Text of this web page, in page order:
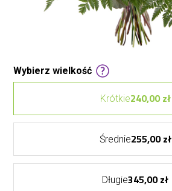
Wybierz wielkość
Krótkie240,00 zł
Średnie255,00 zł
Długie345,00 zł